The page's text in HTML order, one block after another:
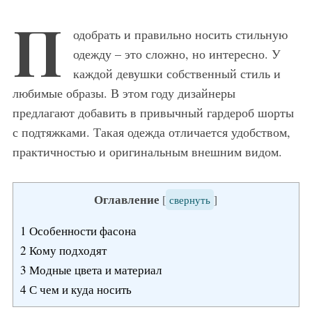
П
одобрать и правильно носить стильную
одежду – это сложно, но интересно. У
каждой девушки собственный стиль и
любимые образы. В этом году дизайнеры
предлагают добавить в привычный гардероб шорты
с подтяжками. Такая одежда отличается удобством,
практичностью и оригинальным внешним видом.
Оглавление [ свернуть ]
1 Особенности фасона
2 Кому подходят
3 Модные цвета и материал
4 С чем и куда носить